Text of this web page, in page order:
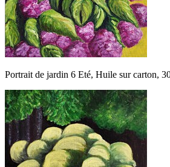
Portrait de jardin 6 Eté, Huile sur carton,